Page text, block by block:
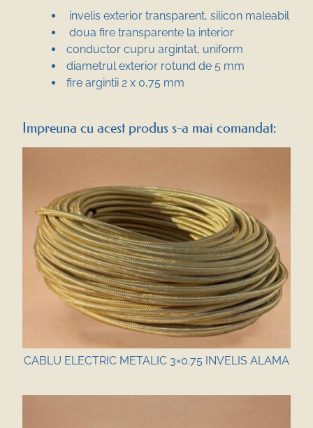
invelis exterior transparent, silicon maleabil
doua fire transparente la interior
conductor cupru argintat, uniform
diametrul exterior rotund de 5 mm
fire argintii 2 x 0,75 mm
Impreuna cu acest produs s-a mai comandat:
CABLU ELECTRIC METALIC 3×0.75 INVELIS ALAMA